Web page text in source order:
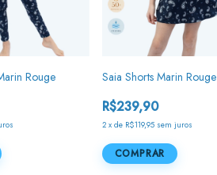
Rouge Saia Shorts Marin Rouge
R$239,90
2 x de R$119,95 sem juros
COMPRAR